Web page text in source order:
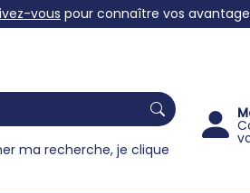
vous pour connaître vos
ma recherche, je clique